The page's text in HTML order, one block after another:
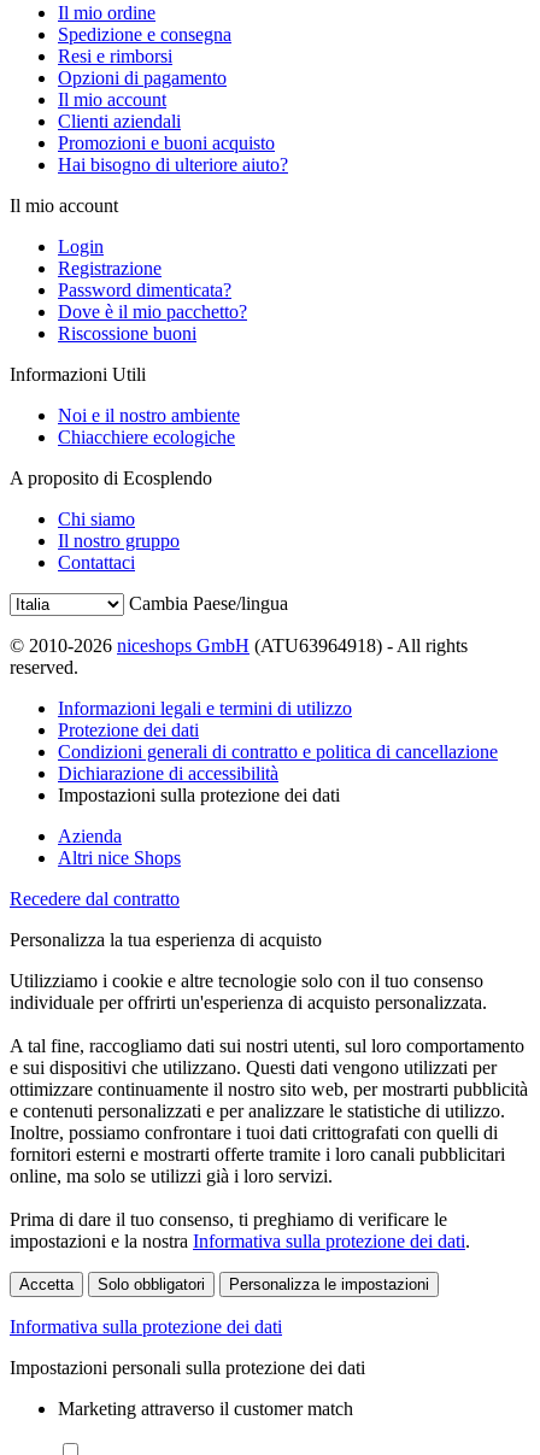
Il mio ordine
Spedizione e consegna
Resi e rimborsi
Opzioni di pagamento
Il mio account
Clienti aziendali
Promozioni e buoni acquisto
Hai bisogno di ulteriore aiuto?
Il mio account
Login
Registrazione
Password dimenticata?
Dove è il mio pacchetto?
Riscossione buoni
Informazioni Utili
Noi e il nostro ambiente
Chiacchiere ecologiche
A proposito di Ecosplendo
Chi siamo
Il nostro gruppo
Contattaci
Cambia Paese/lingua
© 2010-2026 niceshops GmbH (ATU63964918) - All rights
reserved.
Informazioni legali e termini di utilizzo
Protezione dei dati
Condizioni generali di contratto e politica di cancellazione
Dichiarazione di accessibilità
Impostazioni sulla protezione dei dati
Azienda
Altri nice Shops
Recedere dal contratto
Personalizza la tua esperienza di acquisto
Utilizziamo i cookie e altre tecnologie solo con il tuo consenso
individuale per offrirti un'esperienza di acquisto personalizzata.
A tal fine, raccogliamo dati sui nostri utenti, sul loro comportamento
e sui dispositivi che utilizzano. Questi dati vengono utilizzati per
ottimizzare continuamente il nostro sito web, per mostrarti pubblicità
e contenuti personalizzati e per analizzare le statistiche di utilizzo.
Inoltre, possiamo confrontare i tuoi dati crittografati con quelli di
fornitori esterni e mostrarti offerte tramite i loro canali pubblicitari
online, ma solo se utilizzi già i loro servizi.
Prima di dare il tuo consenso, ti preghiamo di verificare le
impostazioni e la nostra Informativa sulla protezione dei dati.
Accetta Solo obbligatori Personalizza le impostazioni
Informativa sulla protezione dei dati
Impostazioni personali sulla protezione dei dati
Marketing attraverso il customer match